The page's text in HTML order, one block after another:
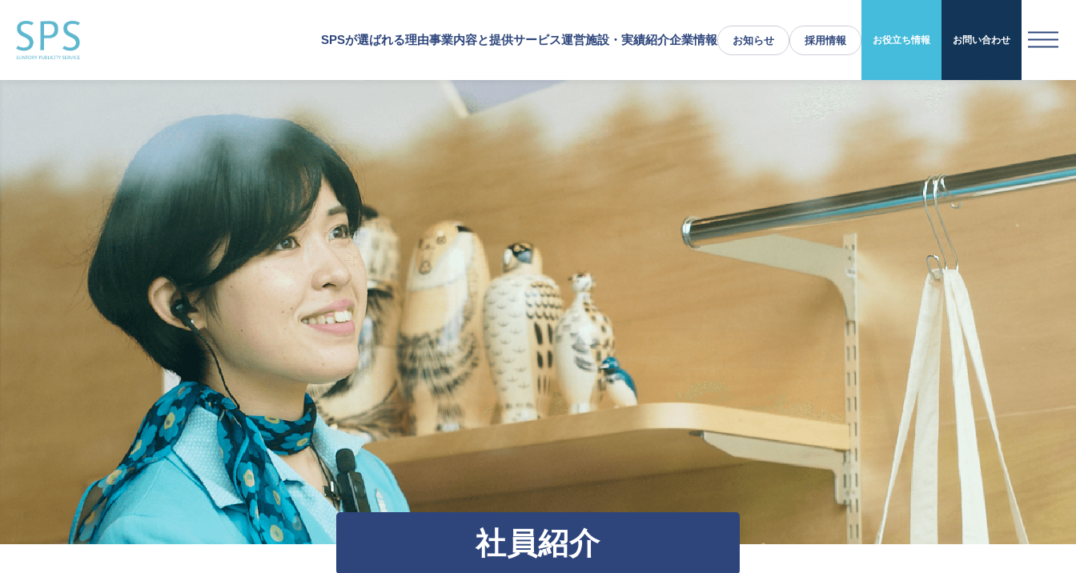
SPSが選ばれる理由事業内容と提供サービス
事業内容と提供サービス
企業・ブランドの価値向上
企業施設運営
企業施設コンサルティング
イベント企画・運営
サステナビリティ活動
デジタルマーケティング・制作
ビジネスサポート
文化・芸術振興や地域活性化
事業企画制作
文化施策策定支援
サービスDX・デジタル活用
運営施設・実績紹介
運営施設・実績紹介
運営施設
企業情報
トップメッセージ
企業理念
会社概要・アクセス
お知らせ 採用情報 お役立ち情報 お問い合わせ
TOP
SPSが選ばれる理由
事業内容と提供サービス
企業施設コンサルティング
イベント企画・運営
サステナビリティ活動
デジタルマーケティング・制作
ビジネスサポート
文化・芸術振興や地域活性化
文化施設運営
文化施設コンサルティング
事業企画制作
文化施策策定支援
サービスDX・デジタル活用
運営施設・実績紹介
実績紹介
お役立ち情報
採用情報
トップメッセージ
SPSの歴史
社員紹介